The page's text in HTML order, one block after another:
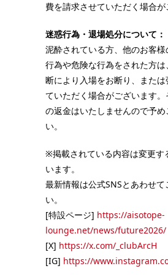
費を請求させていただく場合が
迷惑行為・退場処分について：
泥酔されている方、他のお客
行為や危険な行為をされた方
断により入場をお断り、また
ていただく場合がございます
の返金はいたしませんので予め
い。
※掲載されている内容は変更す
います。
最新情報は公式SNSとあわせて
い。
[特設ページ] https://aisotope-
lounge.net/news/future2026/
[X] https://x.com/_clubArcH
[IG] https://